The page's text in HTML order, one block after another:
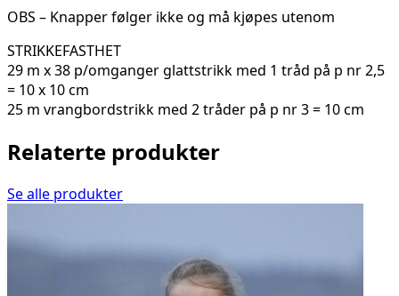
OBS – Knapper følger ikke og må kjøpes utenom
STRIKKEFASTHET
29 m x 38 p/omganger glattstrikk med 1 tråd på p nr 2,5
= 10 x 10 cm
25 m vrangbordstrikk med 2 tråder på p nr 3 = 10 cm
Relaterte produkter
Se alle produkter